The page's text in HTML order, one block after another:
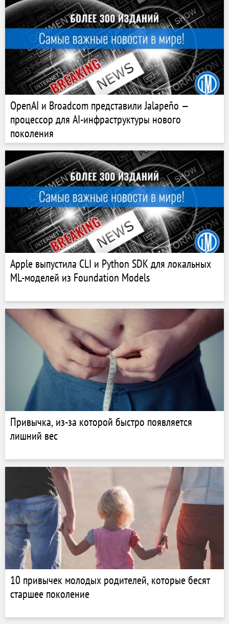
OpenAI и Broadcom представили Jalapeño —
процессор для AI-инфраструктуры нового
поколения
Apple выпустила CLI и Python SDK для локальных
ML-моделей из Foundation Models
Привычка, из-за которой быстро появляется
лишний вес
10 привычек молодых родителей, которые бесят
старшее поколение